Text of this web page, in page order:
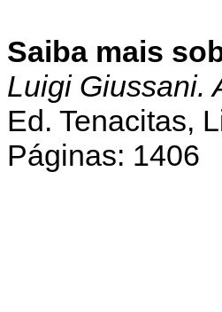
Saiba mais
Luigi Giussani.
Ed. Tenacitas,
Páginas: 1406